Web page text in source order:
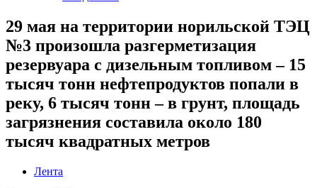
29 мая на территории норильской ТЭЦ
№3 произошла разгерметизация
резервуара с дизельным топливом – 15
тысяч тонн нефтепродуктов попали в
реку, 6 тысяч тонн – в грунт, площадь
загрязнения составила около 180
тысяч квадратных метров
Лента